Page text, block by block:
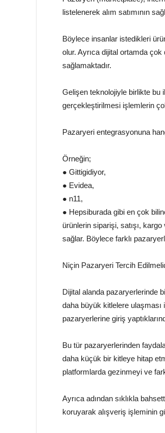
listelenerek alım satımının
Böylece insanlar istedikleri
olur. Ayrıca dijital ortamda
sağlamaktadır.
Gelişen teknolojiyle birlikte bu
gerçekleştirilmesi işlemlerin
Pazaryeri entegrasyonuna
Örneğin;
● Gittigidiyor,
● Evidea,
● n11,
● Hepsiburada gibi en çok
ürünlerin siparişi, satışı,
sağlar. Böylece farklı
Niçin Pazaryeri Tercih
Dijital alanda pazaryerlerinde
daha büyük kitlelere
pazaryerlerine giriş
Bu tür pazaryerlerinden
daha küçük bir kitleye hitap
platformlarda gezinmeyi ve
Ayrıca adından sıklıkla
koruyarak alışveriş işleminin